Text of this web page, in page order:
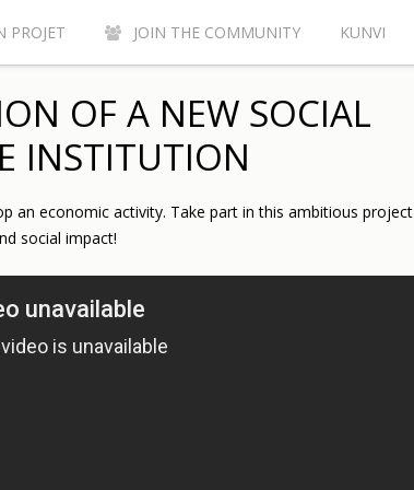
PROJET JOIN THE COMMUNITY KUNVI
TO THE KUNVI CROWDFUNDING SITE?
OF A NEW SOCIAL
INSTITUTION
an economic activity. Take part in this ambitious
social impact!